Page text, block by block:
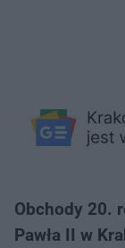
Obchody 20.
Pawła II w